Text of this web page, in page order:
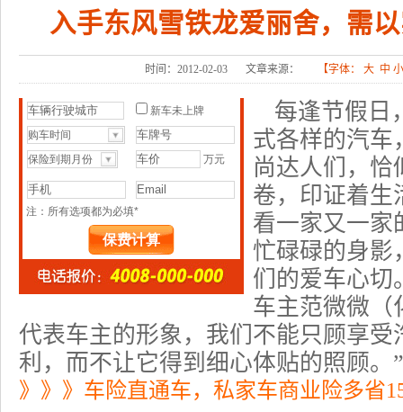
入手东风雪铁龙爱丽舍，需
时间：2012-02-03 文章来源： 【字体： 大 中 小
每逢节假日
式各样的汽车
尚达人们，恰
卷，印证着生
看一家又一家
忙碌碌的身影
们的爱车心切
车主范微微（
代表车主的形象，我们不能只顾享
利，而不让它得到细心体贴的照顾。”
》》》车险直通车，私家车商业险多省